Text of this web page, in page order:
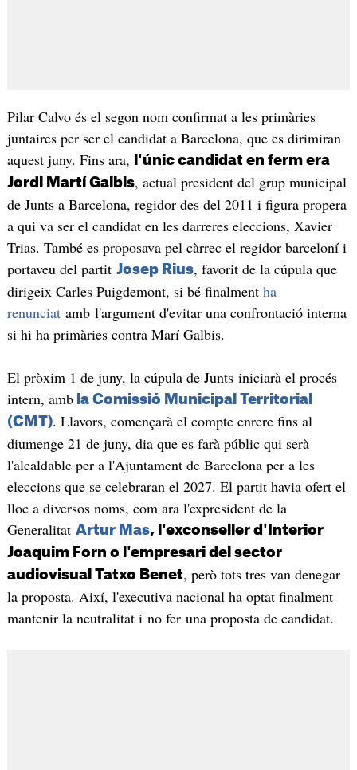
Pilar Calvo és el segon nom confirmat a les primàries
juntaires per ser el candidat a Barcelona, que es dirimiran
aquest juny. Fins ara,
l'únic candidat en ferm era
Jordi Martí Galbis, actual president del grup municipal
de Junts a Barcelona, regidor des del 2011 i figura propera
a qui va ser el candidat en les darreres eleccions, Xavier
Trias. També es proposava pel càrrec el regidor barceloní i
portaveu del partit Josep Rius, favorit de la cúpula que
dirigeix Carles Puigdemont, si bé finalment ha
renunciatamb l'argument d'evitar una confrontació interna
si hi ha primàries contra Marí Galbis.
El pròxim 1 de juny, la cúpula de Junts iniciarà el procés
intern, ambla Comissió Municipal Territorial
(CMT). Llavors, començarà el compte enrere fins al
diumenge 21 de juny, dia que es farà públic qui serà
l'alcaldable per a l'Ajuntament de Barcelona per a les
eleccions que se celebraran el 2027. El partit havia ofert el
lloc a diversos noms, com ara l'expresident de la
Generalitat Artur Mas, l'exconseller d'Interior
Joaquim Forn o l'empresari del sector
audiovisual Tatxo Benet, però tots tres van denegar
la proposta. Així, l'executiva nacional ha optat finalment
mantenir la neutralitat i no fer una proposta de candidat.